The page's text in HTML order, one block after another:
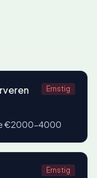
Ernstig
€2000-4000
Ernstig